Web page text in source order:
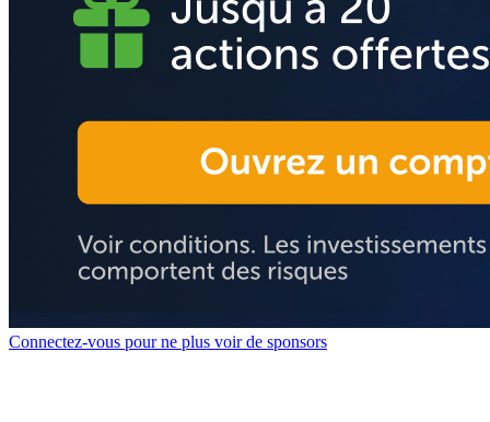
Connectez-vous pour ne plus voir de sponsors